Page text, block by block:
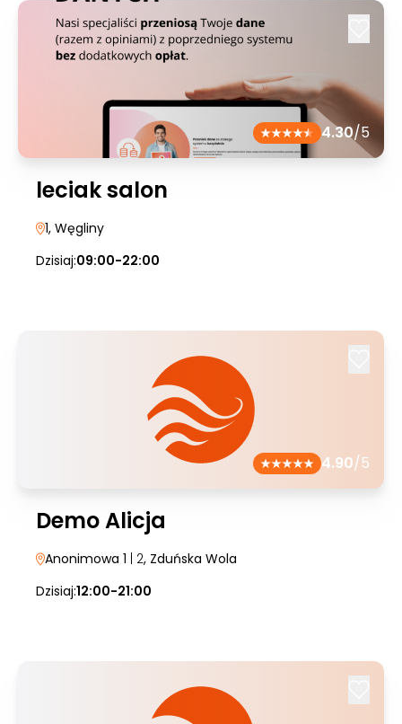
4.30/5
leciak salon
1, Węgliny
Dzisiaj:09:00-22:00
4.90/5
Demo Alicja
Anonimowa 1 | 2, Zduńska Wola
Dzisiaj:12:00-21:00